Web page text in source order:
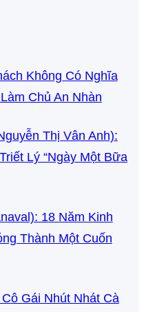
Không Có Nghĩa
Chủ An Nhàn
Thị Vân Anh):
Lý “Ngày Một Bữa
18 Năm Kinh
Thành Một Cuốn
Gái Nhút Nhát Cà